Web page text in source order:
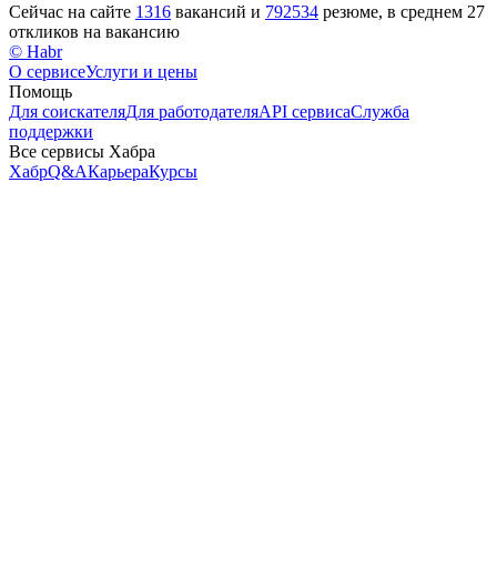
Сейчас на сайте 1316 вакансий и 792534 резюме, в среднем 27
откликов на вакансию
© Habr
О сервисеУслуги и цены
Помощь
Для соискателяДля работодателяAPI сервисаСлужба
поддержки
Все сервисы Хабра
ХабрQ&AКарьераКурсы